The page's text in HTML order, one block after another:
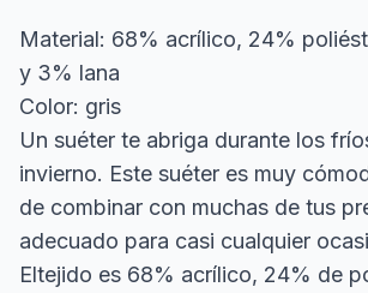
Material: 68% acrílico, 24%
y 3% lana
Color: gris
Un suéter te abriga durante los
invierno. Este suéter es muy
de combinar con muchas de tus
adecuado para casi cualquier
Eltejido es 68% acrílico, 24% de